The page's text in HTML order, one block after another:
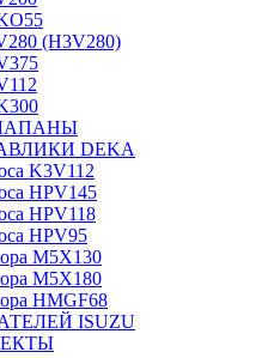
(H3V280)
DEKA
K3V112
HPV145
HPV118
HPV95
M5X130
M5X180
HMGF68
ISUZU